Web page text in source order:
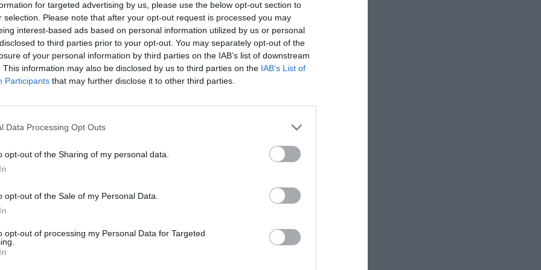
for targeted advertising by us, please use the below opt-out section to
selection. Please note that after your opt-out request is processed you may
interest-based ads based on personal information utilized by us or personal
to third parties prior to your opt-out. You may separately opt-out of the
of your personal information by third parties on the IAB’s list of downstream
This information may also be disclosed by us to third parties on the IAB’s List of
Participants that may further disclose it to other third parties.
Data Processing Opt Outs
opt-out of the Sharing of my personal data.
opt-out of the Sale of my Personal Data.
opt-out of processing my Personal Data for Targeted
los campeonatos nacionales, en colaboración con sus
corporativo y derechos de medios.
de EEUU aprueba que la NCAA pague hasta 2.500 millones a los deportistas
beneficios financieros para los estudiantes-atletas, y la
del gabinete refleja el compromiso continuo de los miembros
ha declaradoJosh Whitman
, director deportivo de Illinois
gabinete.
millonesde dólares (17,3 millones de euros) que pueden
deportistas según la normativa que entró en vigor este año.